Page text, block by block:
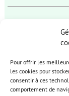
Pour offrir les
les cookies pour
consentir à ces
comportement de